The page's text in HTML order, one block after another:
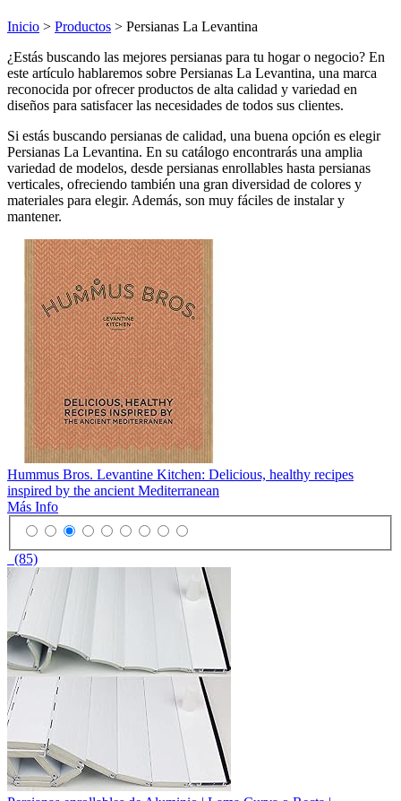
Inicio > Productos > Persianas La Levantina
¿Estás buscando las mejores persianas para tu hogar o negocio? En
este artículo hablaremos sobre Persianas La Levantina, una marca
reconocida por ofrecer productos de alta calidad y variedad en
diseños para satisfacer las necesidades de todos sus clientes.
Si estás buscando persianas de calidad, una buena opción es elegir
Persianas La Levantina. En su catálogo encontrarás una amplia
variedad de modelos, desde persianas enrollables hasta persianas
verticales, ofreciendo también una gran diversidad de colores y
materiales para elegir. Además, son muy fáciles de instalar y
mantener.
Hummus Bros. Levantine Kitchen: Delicious, healthy recipes
inspired by the ancient Mediterranean
Más Info
(85)